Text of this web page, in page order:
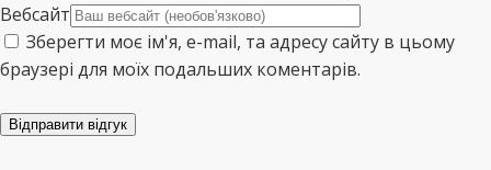
Вебсайт
Зберегти моє ім'я, e-mail, та адресу сайту в цьому
браузері для моїх подальших коментарів.
Відправити відгук